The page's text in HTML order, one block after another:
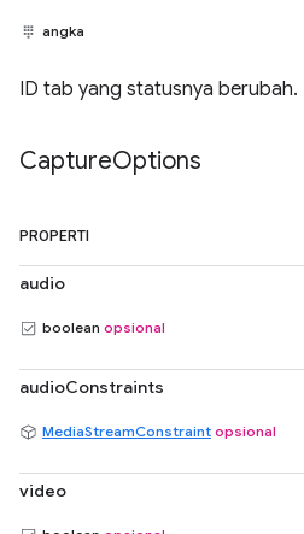
angka
ID tab yang statusnya berubah.
CaptureOptions
PROPERTI
audio
boolean opsional
audioConstraints
MediaStreamConstraint opsional
video